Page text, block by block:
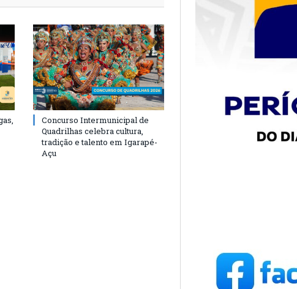
Concurso Intermunicipal de
Quadrilhas celebra cultura,
tradição e talento em Igarapé-
Açu